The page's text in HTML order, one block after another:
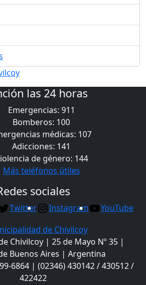
las 24 horas
Emergencias: 911
Bomberos: 100
médicas: 107
Adicciones: 141
de género: 144
Más teléfonos útiles
sociales
Twitter Instagram YouTube
Chivilcoy | 25 de Mayo Nº 35 |
Buenos Aires | Argentina
6864 | (02346) 430142 / 430512 /
422422